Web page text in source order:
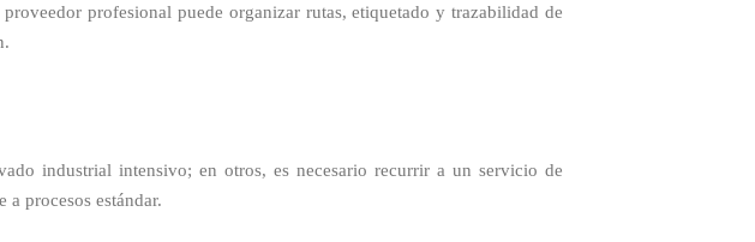
profesional puede organizar rutas, etiquetado y trazabilidad de
industrial intensivo; en otros, es necesario recurrir a un servicio de
a procesos estándar.